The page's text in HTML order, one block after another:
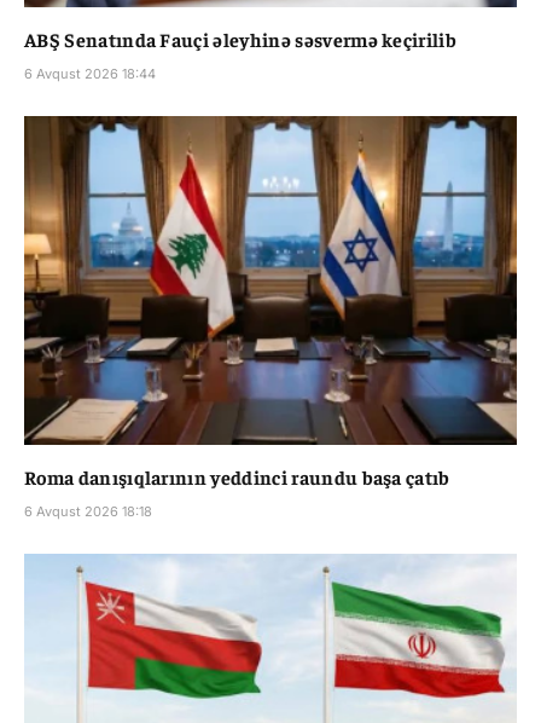
ABŞ Senatında Fauçi əleyhinə səsvermə keçirilib
6 Avqust 2026 18:44
Roma danışıqlarının yeddinci raundu başa çatıb
6 Avqust 2026 18:18